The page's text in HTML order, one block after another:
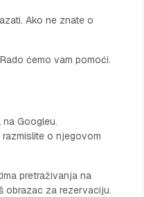
Ako ne znate o
ćemo vam pomoći.
Googleu.
o njegovom
pretraživanja na
obrazac za rezervaciju.